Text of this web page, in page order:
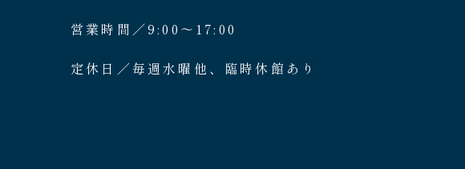
営業時間／9:00〜17:00
定休日／毎週水曜他、臨時休館あり